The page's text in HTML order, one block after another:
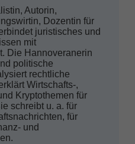
Autorin,
Dozentin für
juristisches und
mit
Die Hannoveranerin
politische
rechtliche
Wirtschafts-,
Kryptothemen für
schreibt u. a. für
für
und